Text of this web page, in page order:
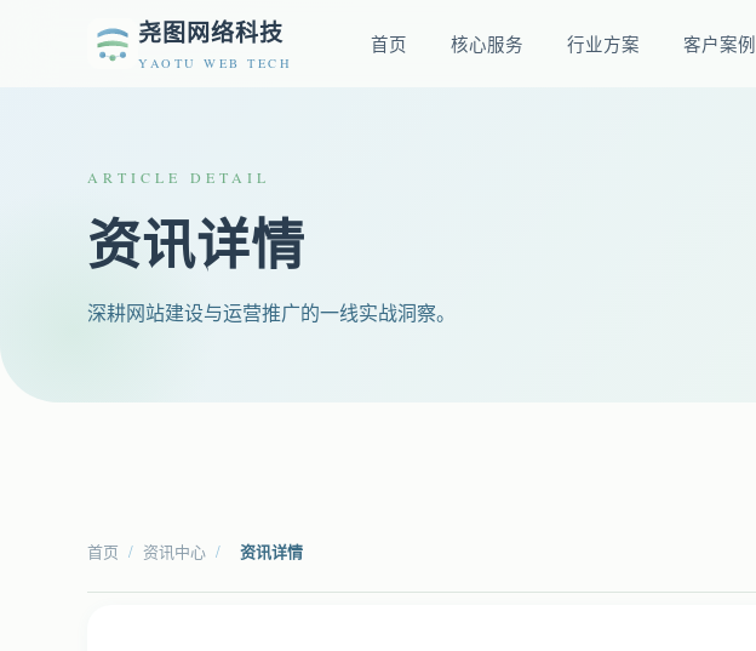
尧图网络科技
YAOTU WEB TECH
首页 核心服务 行业方案 客户案例
ARTICLE DETAIL
资讯详情
深耕网站建设与运营推广的一线实战洞察。
首页 / 资讯中心 / 资讯详情